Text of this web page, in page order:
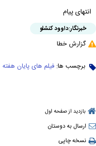
انتهای پیام
خبرنگار:داوود کنشلو
گزارش خطا
برچسب ها: فیلم های پایان هفته
بازدید از صفحه اول
ارسال به دوستان
نسخه چاپی